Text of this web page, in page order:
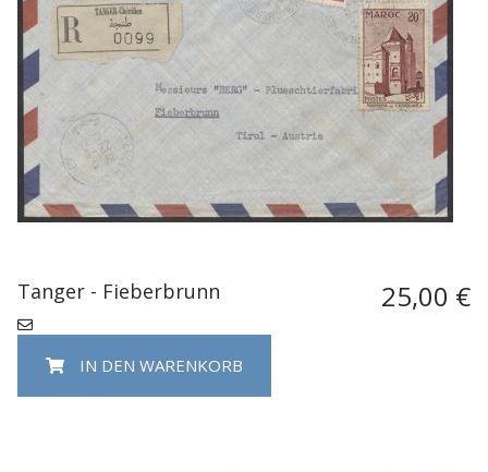
Tanger - Fieberbrunn 25,00 €
IN DEN WARENKORB